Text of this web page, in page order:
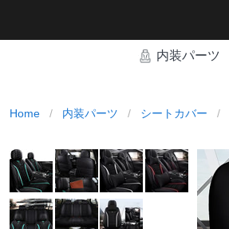
内装パーツ
Home / 内装パーツ / シートカバー /